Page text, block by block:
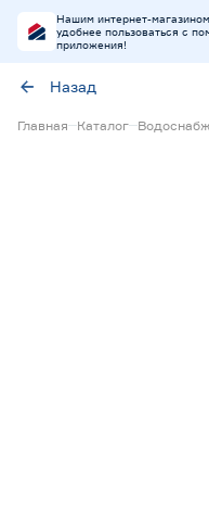
Нашим интернет-магазином
удобнее пользоваться с
приложения!
Назад
Главная Каталог